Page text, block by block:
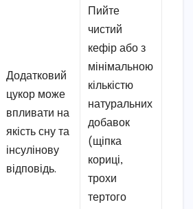
Додатковий
цукор може
впливати на
якість сну та
інсулінову
відповідь.
Пийте
чистий
кефір або з
мінімальною
кількістю
натуральних
добавок
(щіпка
кориці,
трохи
тертого